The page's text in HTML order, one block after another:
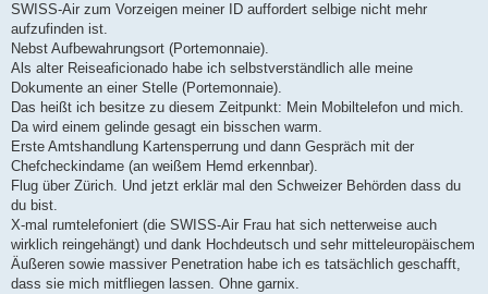
SWISS-Air zum Vorzeigen meiner ID auffordert selbige nicht mehr
aufzufinden ist.
Nebst Aufbewahrungsort (Portemonnaie).
Als alter Reiseaficionado habe ich selbstverständlich alle meine
Dokumente an einer Stelle (Portemonnaie).
Das heißt ich besitze zu diesem Zeitpunkt: Mein Mobiltelefon und mich.
Da wird einem gelinde gesagt ein bisschen warm.
Erste Amtshandlung Kartensperrung und dann Gespräch mit der
Chefcheckindame (an weißem Hemd erkennbar).
Flug über Zürich. Und jetzt erklär mal den Schweizer Behörden dass du
du bist.
X-mal rumtelefoniert (die SWISS-Air Frau hat sich netterweise auch
wirklich reingehängt) und dank Hochdeutsch und sehr mitteleuropäischem
Äußeren sowie massiver Penetration habe ich es tatsächlich geschafft,
dass sie mich mitfliegen lassen. Ohne garnix.